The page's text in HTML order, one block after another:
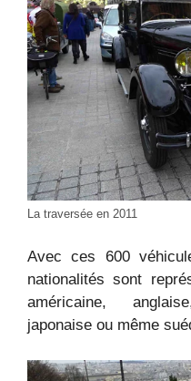
La traversée en 2011
Avec ces 600
nationalités sont
américaine,
japonaise ou même